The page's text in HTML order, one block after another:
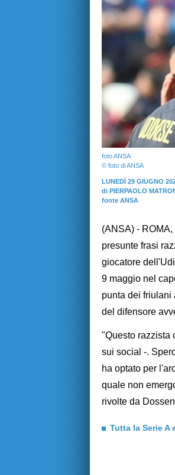
foto ANSA
© foto di ANSA
LUNEDÌ 29 GIUGNO
di PIERPAOLO
fonte ANSA
(ANSA) -
presunte frasi
giocatore
9 maggio nel
punta dei friulani
del difensore
"Questo razzista
sui social -.
ha optato per
quale non
rivolte da
Tutta la Serie A